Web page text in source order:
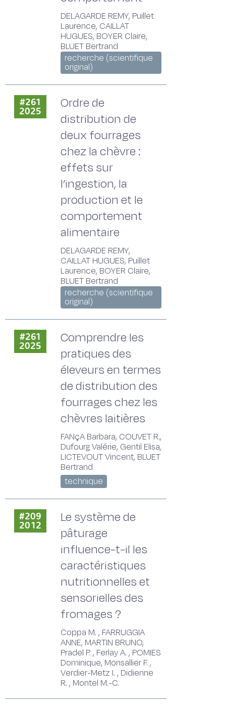
DELAGARDE REMY, Puillet
Laurence, CAILLAT
HUGUES, BOYER Claire,
BLUET Bertrand
recherche (scientifique
original)
#261
2025
Ordre de
distribution de
deux fourrages
chez la chèvre :
effets sur
l’ingestion, la
production et le
comportement
alimentaire
DELAGARDE REMY,
CAILLAT HUGUES, Puillet
Laurence, BOYER Claire,
BLUET Bertrand
recherche (scientifique
original)
#261
2025
Comprendre les
pratiques des
éleveurs en termes
de distribution des
fourrages chez les
chèvres laitières
FANçA Barbara, COUVET R.,
Dufourg Valérie, Gentil Elisa,
LICTEVOUT Vincent, BLUET
Bertrand
technique
#209
2012
Le système de
pâturage
influence-t-il les
caractéristiques
nutritionnelles et
sensorielles des
fromages ?
Coppa M. , FARRUGGIA
ANNE, MARTIN BRUNO,
Pradel P. , Ferlay A. , POMIES
Dominique, Monsallier F. ,
Verdier-Metz I. , Didienne
R. , Montel M.-C.